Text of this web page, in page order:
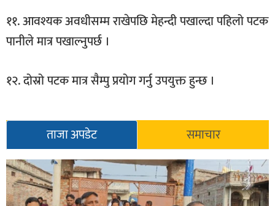
११. आवश्यक अवधीसम्म राखेपछि मेहन्दी पखाल्दा पहिलो पटक
पानीले मात्र पखाल्नुपर्छ ।
१२. दोस्रो पटक मात्र सैम्पु प्रयोग गर्नु उपयुक्त हुन्छ ।
ताजा अपडेट समाचार